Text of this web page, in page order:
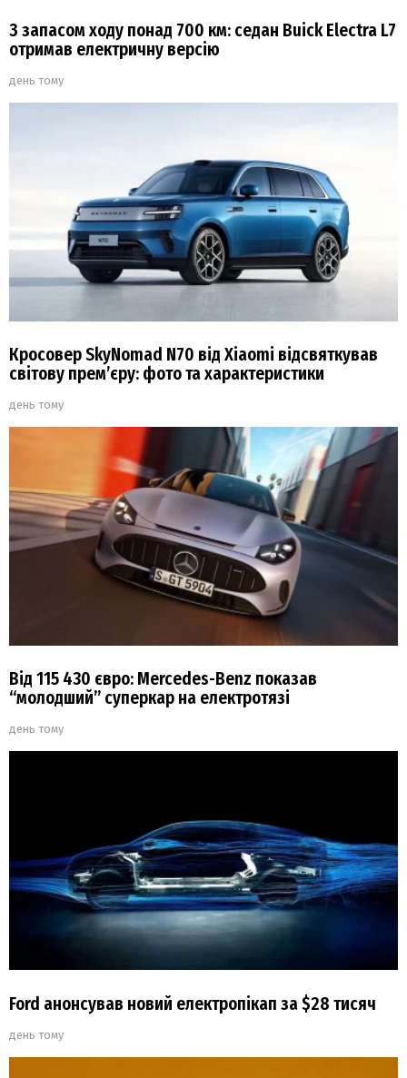
З запасом ходу понад 700 км: седан Buick Electra L7
отримав електричну версію
день тому
Кросовер SkyNomad N70 від Xiaomi відсвяткував
світову прем’єру: фото та характеристики
день тому
Від 115 430 євро: Mercedes-Benz показав
“молодший” суперкар на електротязі
день тому
Ford анонсував новий електропікап за $28 тисяч
день тому